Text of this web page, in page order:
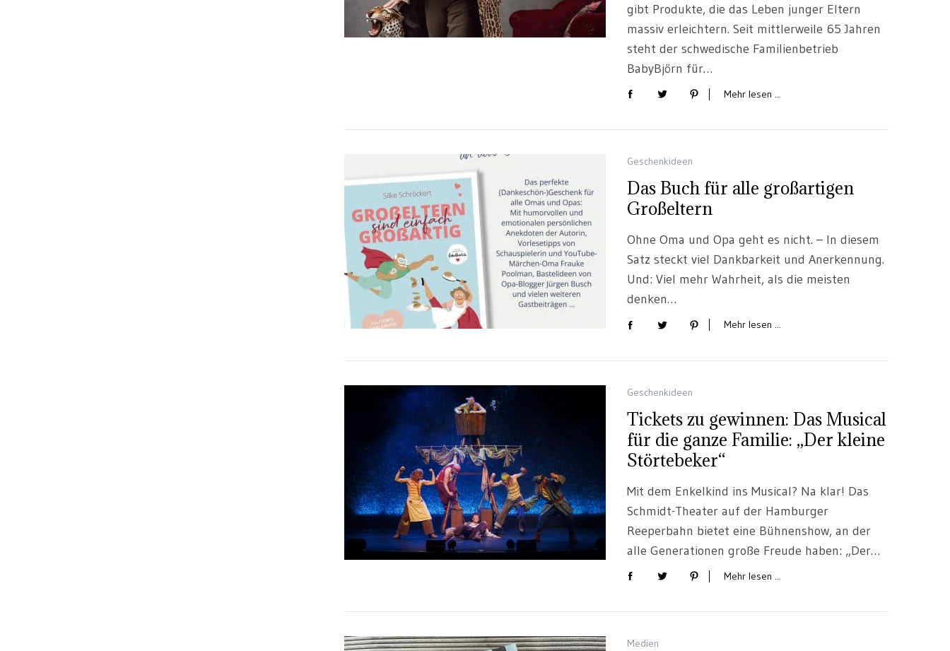
gibt Produkte, die das Leben junger Eltern
massiv erleichtern. Seit mittlerweile 65 Jahren
steht der schwedische Familienbetrieb
BabyBjörn für…
Mehr lesen ...
Geschenkideen
Das Buch für alle großartigen
Großeltern
Ohne Oma und Opa geht es nicht. – In diesem
Satz steckt viel Dankbarkeit und Anerkennung.
Und: Viel mehr Wahrheit, als die meisten
denken…
Mehr lesen ...
Geschenkideen
Tickets zu gewinnen: Das Musical
für die ganze Familie: „Der kleine
Störtebeker“
Mit dem Enkelkind ins Musical? Na klar! Das
Schmidt-Theater auf der Hamburger
Reeperbahn bietet eine Bühnenshow, an der
alle Generationen große Freude haben: „Der…
Mehr lesen ...
Medien